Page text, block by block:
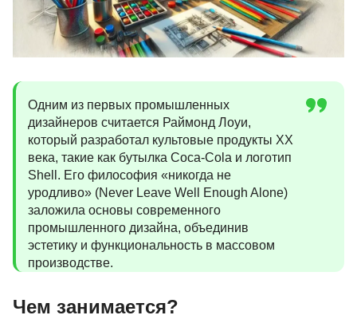
Одним из первых промышленных
дизайнеров считается Раймонд Лоуи,
который разработал культовые продукты XX
века, такие как бутылка Coca-Cola и логотип
Shell. Его философия «никогда не
уродливо» (Never Leave Well Enough Alone)
заложила основы современного
промышленного дизайна, объединив
эстетику и функциональность в массовом
производстве.
Чем занимается?